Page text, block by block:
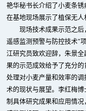
艳华秘书长介绍了小麦条
在基地现场展示了植保无人
现场技术成果示范之
遥感监测预警与防控技术”
江研究员致欢迎辞，朱景
果的示范成效给予了充分
处理对小麦产量和效率的
术的现状与展望。李红梅
制具体研究成果和应用情